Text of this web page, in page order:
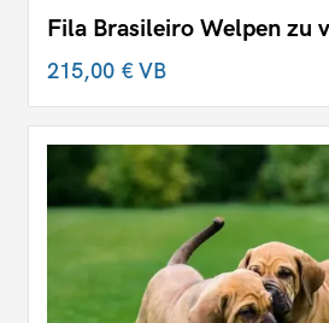
Fila Brasileiro Welpen zu
215,00 €VB